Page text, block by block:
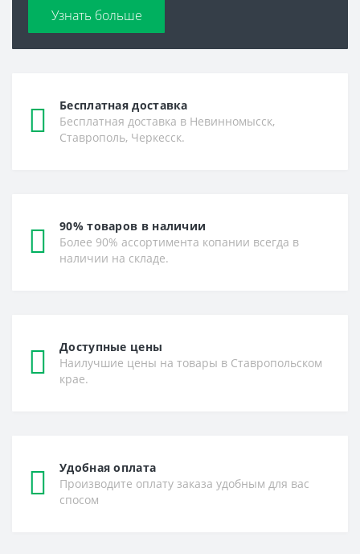
Узнать больше
Бесплатная доставка
Бесплатная доставка в Невинномысск,
Ставрополь, Черкесск.
90% товаров в наличии
Более 90% ассортимента копании всегда в
наличии на складе.
Доступные цены
Наилучшие цены на товары в Ставропольском
крае.
Удобная оплата
Производите оплату заказа удобным для вас
спосом